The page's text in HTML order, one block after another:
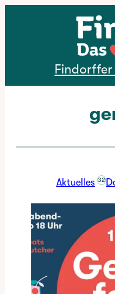
Direkt zum Inhalt
Aktuelles 32